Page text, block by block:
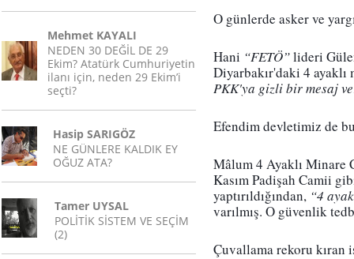
Mehmet KAYALI
NEDEN 30 DEĞİL DE 29
Ekim? Atatürk Cumhuriyetin
ilanı için, neden 29 Ekim’i
seçti?
Hasip SARIGÖZ
NE GÜNLERE KALDIK EY
OĞUZ ATA?
Tamer UYSAL
POLİTİK SİSTEM VE SEÇİM
(2)
O günlerde asker ve
Hani “FETÖ” lideri
Diyarbakır'daki 4
PKK'ya gizli bir mesaj
Efendim devletimiz de
Mâlum 4 Ayaklı Minare
Kasım Padişah Camii
yaptırıldığından, “4
varılmış. O güvenlik
Çuvallama rekoru kıran